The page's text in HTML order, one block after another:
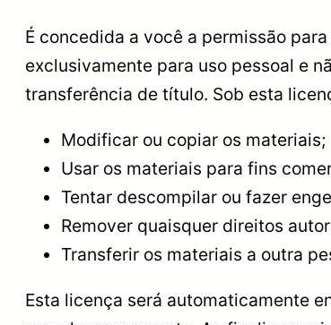
É concedida a você a permissão
exclusivamente para uso pessoal e
transferência de título. Sob esta
Modificar ou copiar os materiais;
Usar os materiais para fins
Tentar descompilar ou fazer
Remover quaisquer direitos
Transferir os materiais a outra
Esta licença será automaticamente